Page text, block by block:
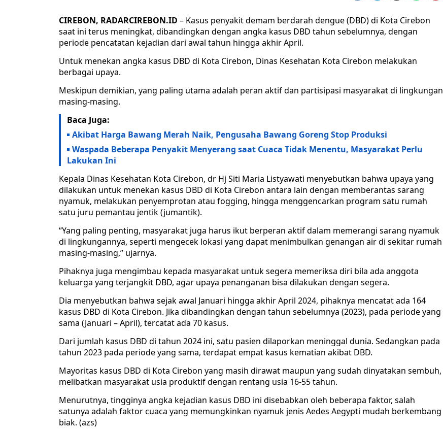
CIREBON, RADARCIREBON.ID – Kasus penyakit demam berdarah dengue (DBD) di Kota Cirebon
saat ini terus meningkat, dibandingkan dengan angka kasus DBD tahun sebelumnya, dengan
periode pencatatan kejadian dari awal tahun hingga akhir April.
Untuk menekan angka kasus DBD di Kota Cirebon, Dinas Kesehatan Kota Cirebon melakukan
berbagai upaya.
Meskipun demikian, yang paling utama adalah peran aktif dan partisipasi masyarakat di lingkungan
masing-masing.
Baca Juga:
Akibat Harga Bawang Merah Naik, Pengusaha Bawang Goreng Stop Produksi
Waspada Beberapa Penyakit Menyerang saat Cuaca Tidak Menentu, Masyarakat Perlu
Lakukan Ini
Kepala Dinas Kesehatan Kota Cirebon, dr Hj Siti Maria Listyawati menyebutkan bahwa upaya yang
dilakukan untuk menekan kasus DBD di Kota Cirebon antara lain dengan memberantas sarang
nyamuk, melakukan penyemprotan atau fogging, hingga menggencarkan program satu rumah
satu juru pemantau jentik (jumantik).
“Yang paling penting, masyarakat juga harus ikut berperan aktif dalam memerangi sarang nyamuk
di lingkungannya, seperti mengecek lokasi yang dapat menimbulkan genangan air di sekitar rumah
masing-masing,” ujarnya.
Pihaknya juga mengimbau kepada masyarakat untuk segera memeriksa diri bila ada anggota
keluarga yang terjangkit DBD, agar upaya penanganan bisa dilakukan dengan segera.
Dia menyebutkan bahwa sejak awal Januari hingga akhir April 2024, pihaknya mencatat ada 164
kasus DBD di Kota Cirebon. Jika dibandingkan dengan tahun sebelumnya (2023), pada periode yang
sama (Januari – April), tercatat ada 70 kasus.
Dari jumlah kasus DBD di tahun 2024 ini, satu pasien dilaporkan meninggal dunia. Sedangkan pada
tahun 2023 pada periode yang sama, terdapat empat kasus kematian akibat DBD.
Mayoritas kasus DBD di Kota Cirebon yang masih dirawat maupun yang sudah dinyatakan sembuh,
melibatkan masyarakat usia produktif dengan rentang usia 16-55 tahun.
Menurutnya, tingginya angka kejadian kasus DBD ini disebabkan oleh beberapa faktor, salah
satunya adalah faktor cuaca yang memungkinkan nyamuk jenis Aedes Aegypti mudah berkembang
biak. (azs)